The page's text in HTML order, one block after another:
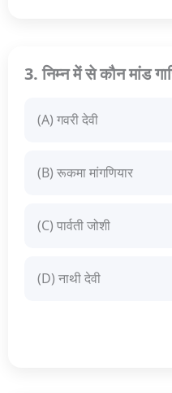
3. निम्न में से कौन मांड
(A) गवरी देवी
(B) रूकमा मांगणियार
(C) पार्वती जोशी
(D) नाथी देवी